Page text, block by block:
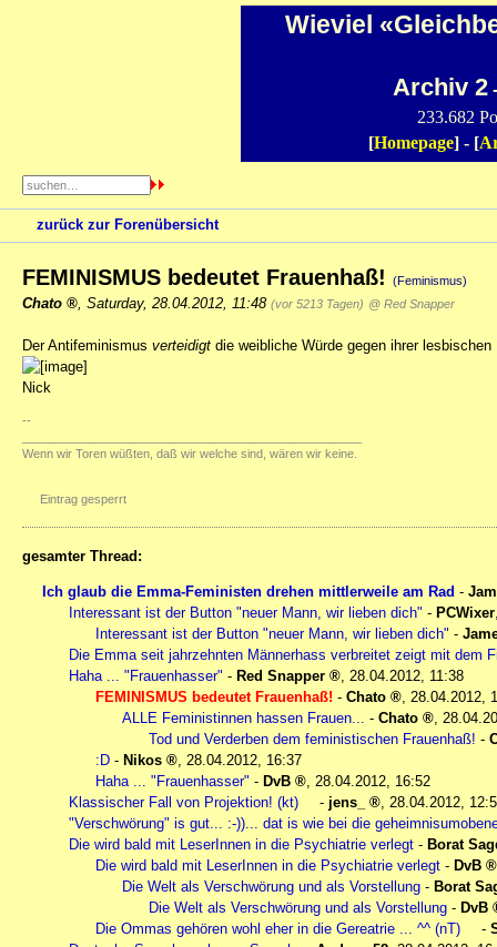
Wieviel
Archiv 2
233.682
[Homepage] - [
zurück zur Forenübersicht
FEMINISMUS bedeutet Frauenhaß! (Feminismus)
Chato Saturday, 28.04.2012, 11:48 (vor 5213 Tagen) @ Red Snapper
Der Antifeminismus verteidigt die weibliche Würde gegen ihrer
Nick
--
Wenn wir Toren wüßten, daß wir welche sind, wären wir keine.
Eintrag gesperrt
gesamter Thread:
Ich glaub die Emma-Feministen drehen mittlerweile am Rad -
Interessant ist der Button "neuer Mann, wir lieben dich" - PCWixer
Interessant ist der Button "neuer Mann, wir lieben dich" -
Die Emma seit jahrzehnten Männerhass verbreitet zeigt mit dem
Haha ... "Frauenhasser" - Red Snapper , 28.04.2012, 11:38
FEMINISMUS bedeutet Frauenhaß! - Chato , 28.04.2012,
ALLE Feministinnen hassen Frauen... - Chato ,
Tod und Verderben dem feministischen Frauenhaß! -
:D - Nikos , 28.04.2012, 16:37
Haha ... "Frauenhasser" - DvB , 28.04.2012, 16:52
Klassischer Fall von Projektion! (kt)
- jens_ , 28.04.2012,
"Verschwörung" is gut... :-))... dat is wie bei die
Die wird bald mit LeserInnen in die Psychiatrie verlegt - Borat
Die wird bald mit LeserInnen in die Psychiatrie verlegt - DvB
Die Welt als Verschwörung und als Vorstellung - Borat
Die Welt als Verschwörung und als Vorstellung - DvB
Die Ommas gehören wohl eher in die Gereatrie ... ^^ (nT)
-